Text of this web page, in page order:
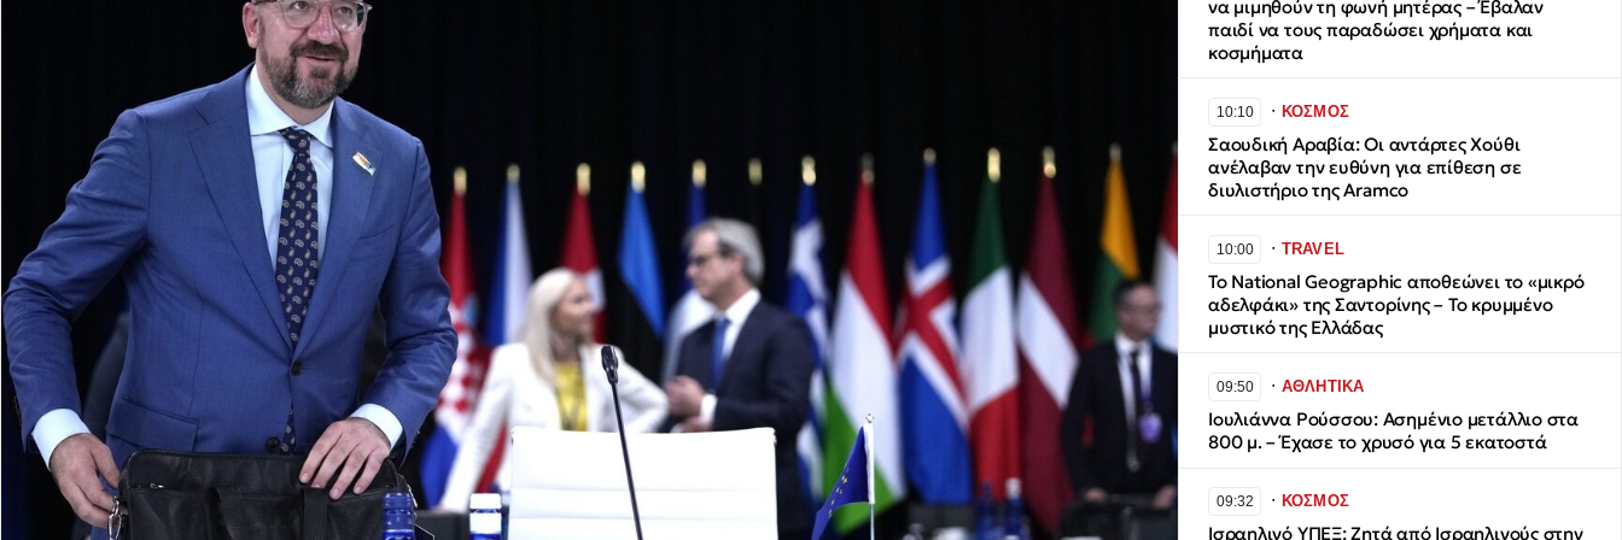
να μιμηθούν τη φωνή μητέρας – Έβαλαν
παιδί να τους παραδώσει χρήματα και
κοσμήματα
10:10 ∙ ΚΟΣΜΟΣ
Σαουδική Αραβία: Οι αντάρτες Χούθι
ανέλαβαν την ευθύνη για επίθεση σε
διυλιστήριο της Aramco
10:00 ∙ TRAVEL
Το National Geographic αποθεώνει το «μικρό
αδελφάκι» της Σαντορίνης – Το κρυμμένο
μυστικό της Ελλάδας
09:50 ∙ ΑΘΛΗΤΙΚΑ
Ιουλιάννα Ρούσσου: Ασημένιο μετάλλιο στα
800 μ. – Έχασε το χρυσό για 5 εκατοστά
09:32 ∙ ΚΟΣΜΟΣ
Ισραηλινό ΥΠΕΞ: Ζητά από Ισραηλινούς στην